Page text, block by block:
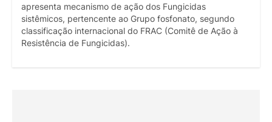
apresenta mecanismo de ação dos Fungicidas
sistêmicos, pertencente ao Grupo fosfonato, segundo
classificação internacional do FRAC (Comitê de Ação à
Resistência de Fungicidas).